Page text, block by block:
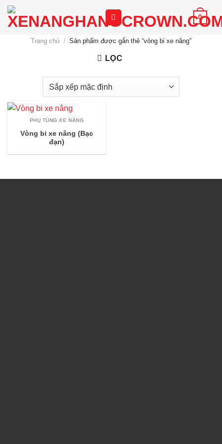
Chuyển
đến
0
Trang chủ / Sản phẩm được gắn thẻ “vòng bi xe nâng”
LỌC
PHỤ TÙNG XE NÂNG
Vòng bi xe nâng (Bạc
đạn)